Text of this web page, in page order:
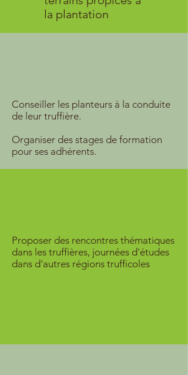
la plantation
Conseiller les planteurs à la conduite
de leur truffière.
Organiser des stages de formation
pour ses adhérents.
Proposer des rencontres thématiques
dans les truffières, journées d'études
dans d'autres régions trufficoles